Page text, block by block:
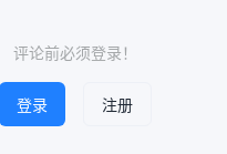
评论前必须登录！
登录 注册